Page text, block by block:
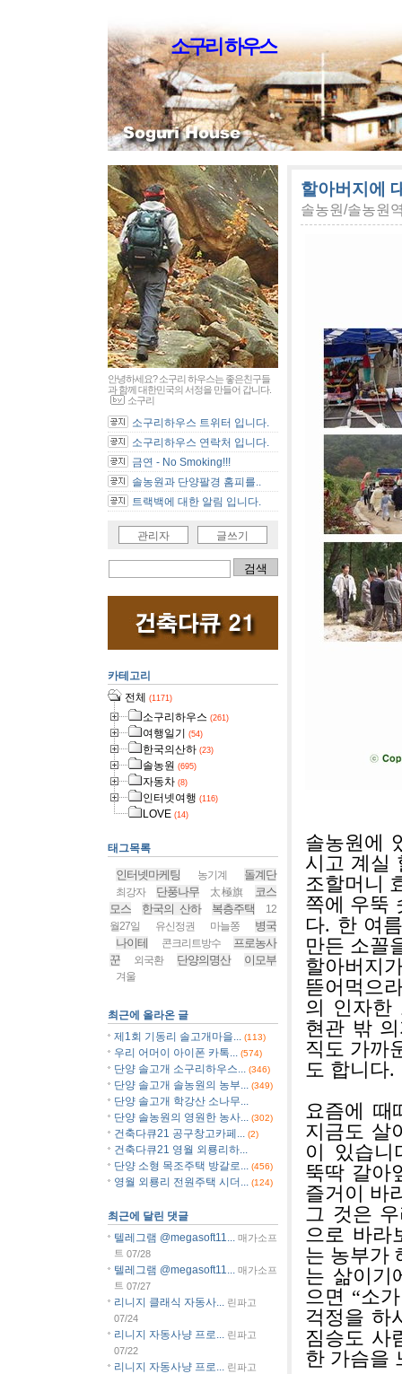
소구리 하우스
할아버지에
솔농원/솔농원
솔농원에
시고 계실
조할머니
쪽에 우뚝
다. 한 여
만든 소꼴
할아버지
뜯어먹으
의 인자한
현관 밖
직도 가까
도 합니다.
요즘에 때
지금도 살
이 있습니
뚝딱 갈아
즐거이 바
그 것은
으로 바라
는 농부가
는 삶이기
으면 “소
걱정을 하
짐승도 사
한 가슴을
안녕하세요? 소구리 하우스는 좋은친구들
과 함께 대한민국의 서정을 만들어 갑니다.
소구리
소구리하우스 트위터 입니다.
소구리하우스 연락처 입니다.
금연 - No Smoking!!!
솔농원과 단양팔경 홈피를..
트랙백에 대한 알림 입니다.
관리자 글쓰기
카테고리
전체 (1171)
소구리하우스 (261)
여행일기 (54)
한국의산하 (23)
솔농원 (695)
자동차 (8)
인터넷여행 (116)
LOVE (14)
태그목록
인터넷마케팅 농기계 돌계단
최강자 단풍나무 太極旗
코스
모스
한국의 산하 복층주택
12
월27일
유신정권 마늘쫑
병국
나이테
콘크리트방수
프로농사
꾼
외국환 단양의명산 이모부
겨울
최근에 올라온 글
제1회 기동리 솔고개마을...
(113)
우리 어머이 아이폰 카톡... (574)
단양 솔고개 소구리하우스... (346)
단양 솔고개 솔농원의 농부... (349)
단양 솔고개 학강산 소나무...
단양 솔농원의 영원한 농사...
(302)
건축다큐21 공구창고카페... (2)
건축다큐21 영월 외룡리하...
단양 소형 목조주택 방갈로...
(456)
영월 외룡리 전원주택 시더... (124)
최근에 달린 댓글
텔레그램 @megasoft11...
매가소프
트 07/28
텔레그램 @megasoft11... 매가소프
트 07/27
리니지 클래식 자동사...
린파고
07/24
리니지 자동사냥 프로...
린파고
07/22
리니지 자동사냥 프로...
린파고